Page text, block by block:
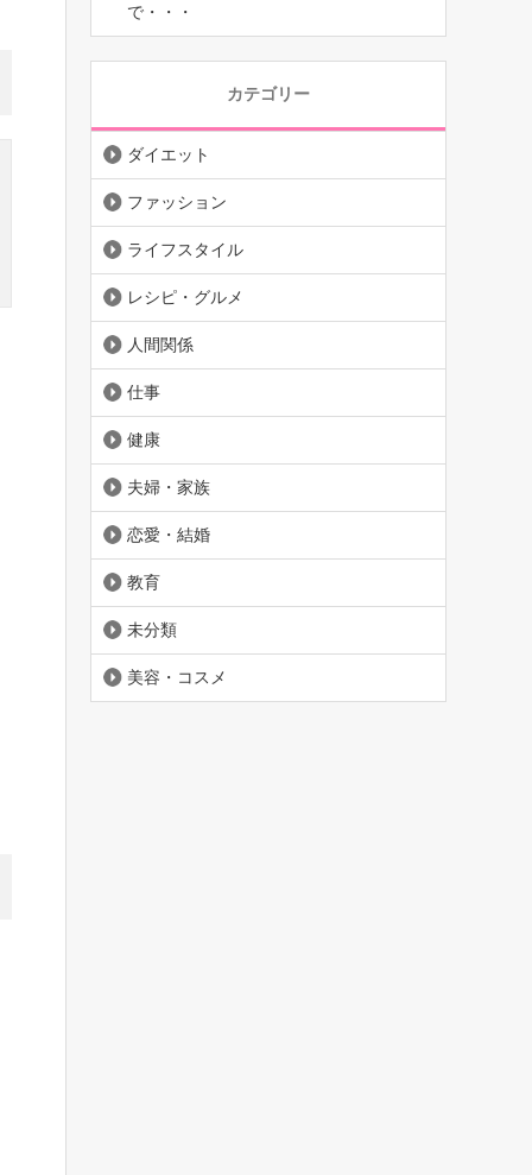
で・・・
カテゴリー
ダイエット
ファッション
ライフスタイル
レシピ・グルメ
人間関係
仕事
健康
夫婦・家族
恋愛・結婚
教育
未分類
美容・コスメ